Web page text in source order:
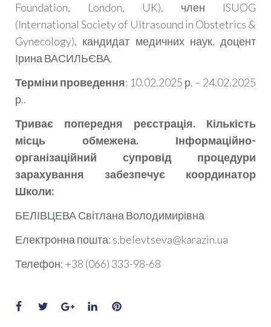
Foundation, London, UK), член ISUOG
(International Society of Ultrasound in Obstetrics &
Gynecology), кандидат медичних наук, доцент
Ірина ВАСИЛЬЄВА.
Терміни проведення: 10.02.2025 р. – 24.02.2025
р..
Триває попередня реєстрація. Кількість
місць обмежена. Інформаційно-
організаційний супровід процедури
зарахування забезпечує координатор
Школи:
БЕЛІВЦЕВА Світлана Володимирівна
Електронна пошта: s.belevtseva@karazin.ua
Телефон: +38 (066) 333-98-68